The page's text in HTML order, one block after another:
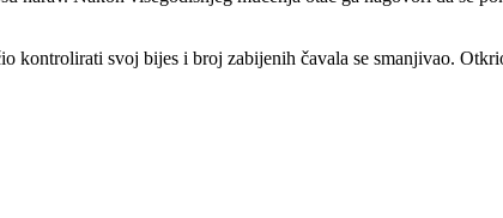
kontrolirati svoj bijes i broj zabijenih čavala se smanjivao.